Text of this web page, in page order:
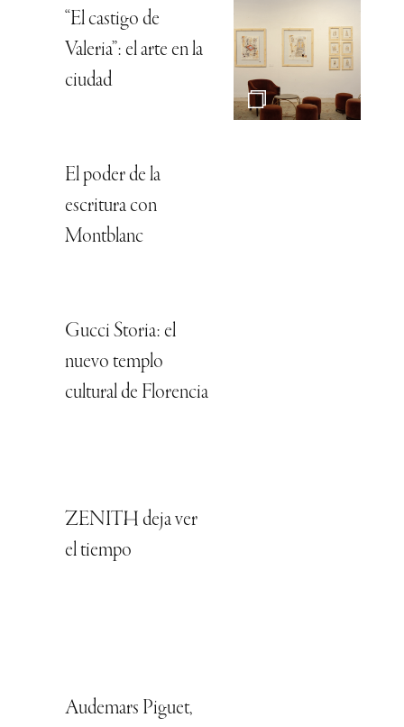
“El castigo de
Valeria”: el arte en la
ciudad
El poder de la
escritura con
Montblanc
Gucci Storia: el
nuevo templo
cultural de Florencia
ZENITH deja ver
el tiempo
Audemars Piguet,